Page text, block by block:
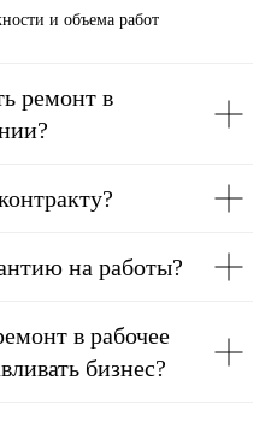
и объема работ
ремонт в
на работы?
в рабочее
бизнес?